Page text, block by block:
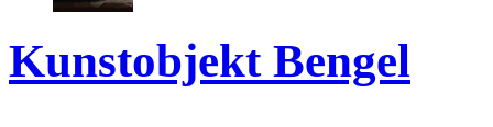
Kunstobjekt Bengel